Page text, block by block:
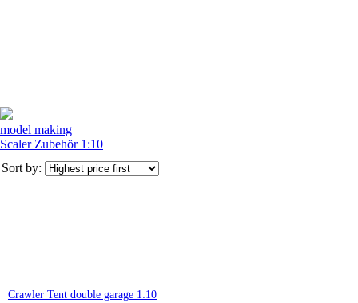
model making
Scaler Zubehör 1:10
Sort by:
Crawler Tent double garage 1:10